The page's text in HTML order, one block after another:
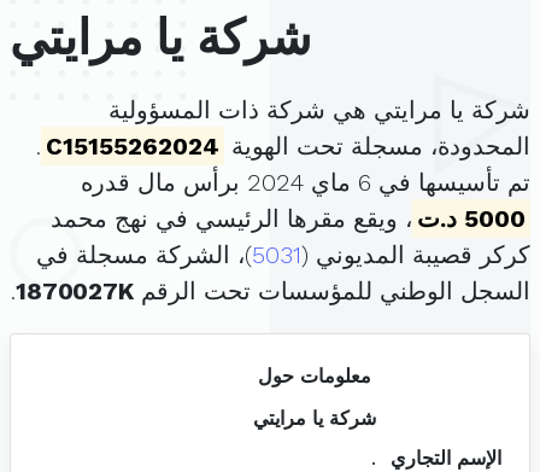
شركة يا مرايتي
شركة يا مرايتي هي شركة ذات المسؤولية
المحدودة، مسجلة تحت الهوية C15155262024
.
تم تأسيسها في 6 ماي 2024 برأس مال قدره
5000 د.ت
، ويقع مقرها الرئيسي في نهج محمد
كركر قصيبة المديوني (5031)، الشركة مسجلة في
السجل الوطني للمؤسسات تحت الرقم 1870027K
.
معلومات حول
شركة يا مرايتي
الإسم التجاري
.